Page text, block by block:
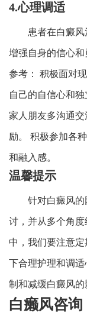
4.心理调适
患者在白癜
增强自身的信心
参考： 积极面对
自己的自信心和
家人朋友多沟通
励。 积极参加各
和融入感。
温馨提示
针对白癜风
讨，并从多个角
中，我们要注意
下合理护理和调
制和减缓白癜风的
白癞风咨询